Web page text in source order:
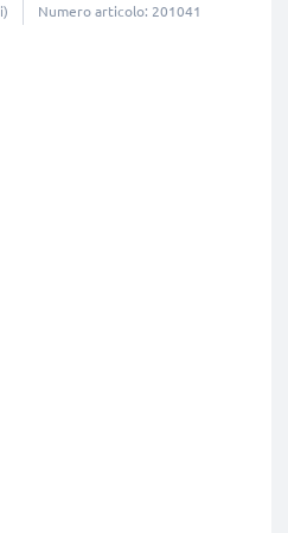
Numero articolo: 201041